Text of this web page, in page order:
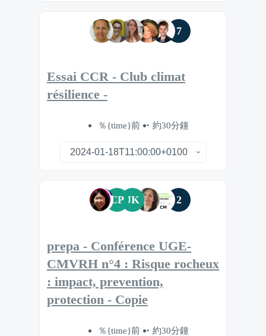
7
Essai CCR - Club climat
résilience -
％{time}前 約30分鐘
CP JK 2
prepa - Conférence UGE-
CMVRH n°4 : Risque rocheux
: impact, prevention,
protection - Copie
％{time}前 約30分鐘